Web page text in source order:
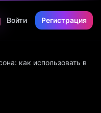
Войти Регистрация
как использовать в